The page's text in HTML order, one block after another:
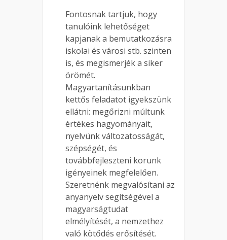
Fontosnak tartjuk, hogy
tanulóink lehetőséget
kapjanak a bemutatkozásra
iskolai és városi stb. szinten
is, és megismerjék a siker
örömét.
Magyartanításunkban
kettős feladatot igyekszünk
ellátni: megőrizni múltunk
értékes hagyományait,
nyelvünk változatosságát,
szépségét, és
továbbfejleszteni korunk
igényeinek megfelelően.
Szeretnénk megvalósítani az
anyanyelv segítségével a
magyarságtudat
elmélyítését, a nemzethez
való kötődés erősítését.